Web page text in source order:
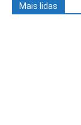
Mais lidas